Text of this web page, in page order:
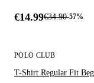
€14.99€34.90-57%
POLO CLUB
T-Shirt Regular Fit